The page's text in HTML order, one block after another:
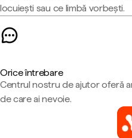
locuiești sau ce limbă vorbești.
Orice întrebare
Centrul nostru de ajutor oferă
de care ai nevoie.